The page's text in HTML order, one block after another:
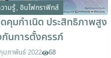
ามรู้, อินโฟกราฟิกส์
คุมกำเนิด ประสิทธิภาพสูง
นการตั้งครรภ์
มภาพันธ์ 2022 68